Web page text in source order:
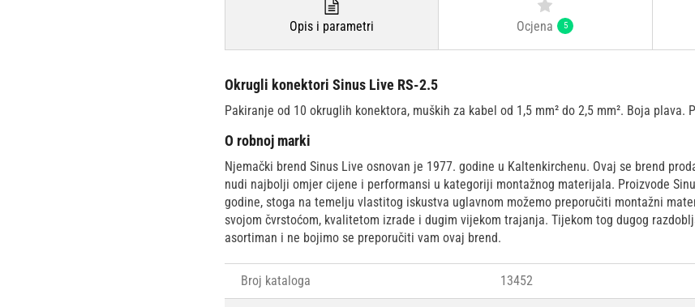
Opis i parametri Ocjena 5
Okrugli konektori Sinus Live RS-2.5
Pakiranje od 10 okruglih konektora, muških za kabel od 1,5 mm² do 2,5 mm². Boja plava.
O robnoj marki
Njemački brend Sinus Live osnovan je 1977. godine u Kaltenkirchenu. Ovaj se brend
nudi najbolji omjer cijene i performansi u kategoriji montažnog materijala. Proizvode
godine, stoga na temelju vlastitog iskustva uglavnom možemo preporučiti montažni
svojom čvrstoćom, kvalitetom izrade i dugim vijekom trajanja. Tijekom tog dugog
asortiman i ne bojimo se preporučiti vam ovaj brend.
Broj kataloga 13452